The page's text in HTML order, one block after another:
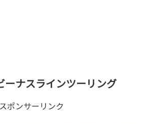
ーナスラインツーリング
スポンサーリンク